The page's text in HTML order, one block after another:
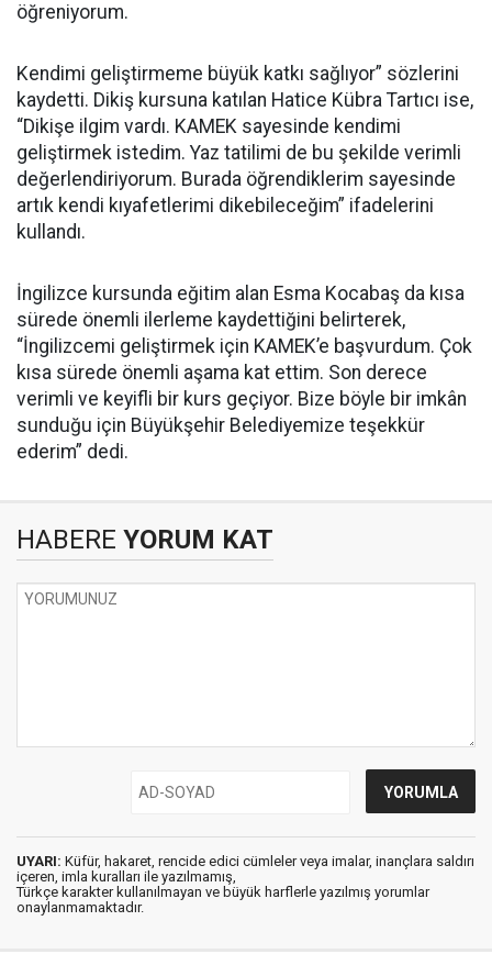
öğreniyorum.
Kendimi geliştirmeme büyük katkı sağlıyor” sözlerini
kaydetti. Dikiş kursuna katılan Hatice Kübra Tartıcı ise,
“Dikişe ilgim vardı. KAMEK sayesinde kendimi
geliştirmek istedim. Yaz tatilimi de bu şekilde verimli
değerlendiriyorum. Burada öğrendiklerim sayesinde
artık kendi kıyafetlerimi dikebileceğim” ifadelerini
kullandı.
İngilizce kursunda eğitim alan Esma Kocabaş da kısa
sürede önemli ilerleme kaydettiğini belirterek,
“İngilizcemi geliştirmek için KAMEK’e başvurdum. Çok
kısa sürede önemli aşama kat ettim. Son derece
verimli ve keyifli bir kurs geçiyor. Bize böyle bir imkân
sunduğu için Büyükşehir Belediyemize teşekkür
ederim” dedi.
HABERE YORUM KAT
UYARI: Küfür, hakaret, rencide edici cümleler veya imalar, inançlara saldırı
içeren, imla kuralları ile yazılmamış,
Türkçe karakter kullanılmayan ve büyük harflerle yazılmış yorumlar
onaylanmamaktadır.